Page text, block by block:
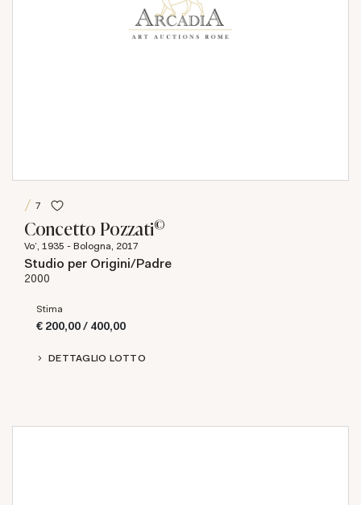
7
Concetto Pozzati©
Vo', 1935 - Bologna, 2017
Studio per Origini/Padre
2000
Stima
€ 200,00 / 400,00
DETTAGLIO LOTTO